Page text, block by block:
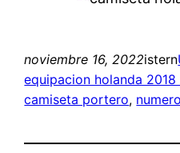
noviembre 16, 2022istern
equipacion holanda
camiseta portero,